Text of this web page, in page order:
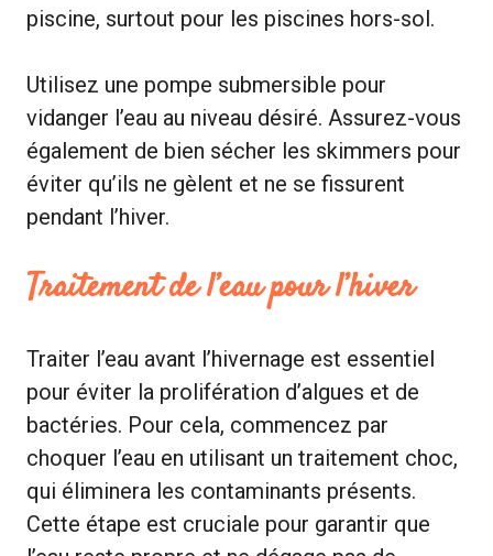
piscine, surtout pour les piscines hors-sol.
Utilisez une pompe submersible pour
vidanger l’eau au niveau désiré. Assurez-vous
également de bien sécher les skimmers pour
éviter qu’ils ne gèlent et ne se fissurent
pendant l’hiver.
Traitement de l’eau pour l’hiver
Traiter l’eau avant l’hivernage est essentiel
pour éviter la prolifération d’algues et de
bactéries. Pour cela, commencez par
choquer l’eau en utilisant un traitement choc,
qui éliminera les contaminants présents.
Cette étape est cruciale pour garantir que